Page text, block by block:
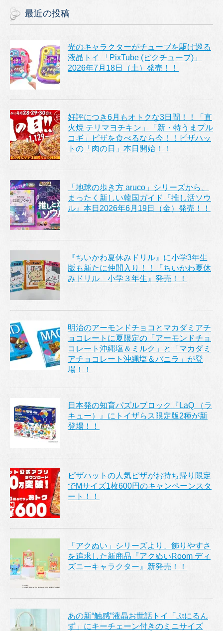
最近の投稿
光のキャラクターがチューブを駆け巡る
液晶トイ 「PixTube (ピクチューブ)」
2026年7月18日（土）発売！！
好評につき6月もオトクな3日間！！「直
火焼 テリマヨチキン」「新・特うまプル
コギ」ピザを食べるなら今！！ピザハッ
トの「肉の日」本日開始！！
「地球の歩き方 aruco」シリーズから、
まったく新しい韓国ガイド『推し活ソウ
ル』本日2026年6月19日（金）発売！！
『ちいかわ夏休みドリル』に小学3年生
版も新たに仲間入り！！『ちいかわ夏休
みドリル 小学３年生』発売！！
明治のアーモンドチョコとマカダミアチ
ョコレートに夏限定の「アーモンドチョ
コレート沖縄塩＆ミルク」と「マカダミ
アチョコレート沖縄塩＆バニラ」が登
場！！
日本発の知育パズルブロック『LaQ （ラ
キュー）』にトイザらス限定版2種が新
登場！！
ピザハットの人気ピザがお持ち帰り限定
でMサイズ1枚600円のキャンペーンスタ
ート！！
「アクぬい」シリーズより、飾りやすさ
を追求した新商品『アクぬいRoom ディ
ズニーキャラクター』新発売！！
あの新“触感”液晶お世話トイ「ぷにるん
ず」にキーチェーン付きのミニサイズ